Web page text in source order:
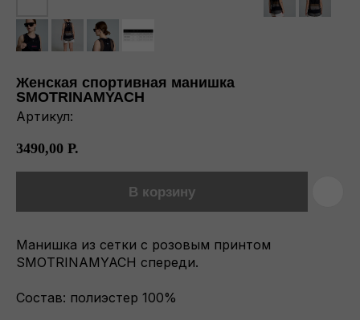
Женская спортивная манишка
SMOTRINAMYACH
Артикул:
3490,00 Р.
В корзину
Манишка из сетки с розовым принтом
SMOTRINAMYACH спереди.
Состав: полиэстер 100%